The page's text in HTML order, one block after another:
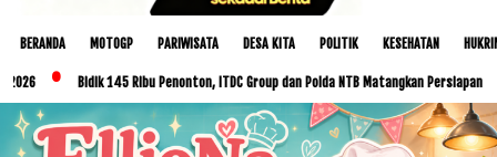
BERANDA MOTOGP PARIWISATA DESA KITA POLITIK KESEHATAN
Bidik 145 Ribu Penonton, ITDC Group dan Polda NTB Matangkan Persiapan MotoGP